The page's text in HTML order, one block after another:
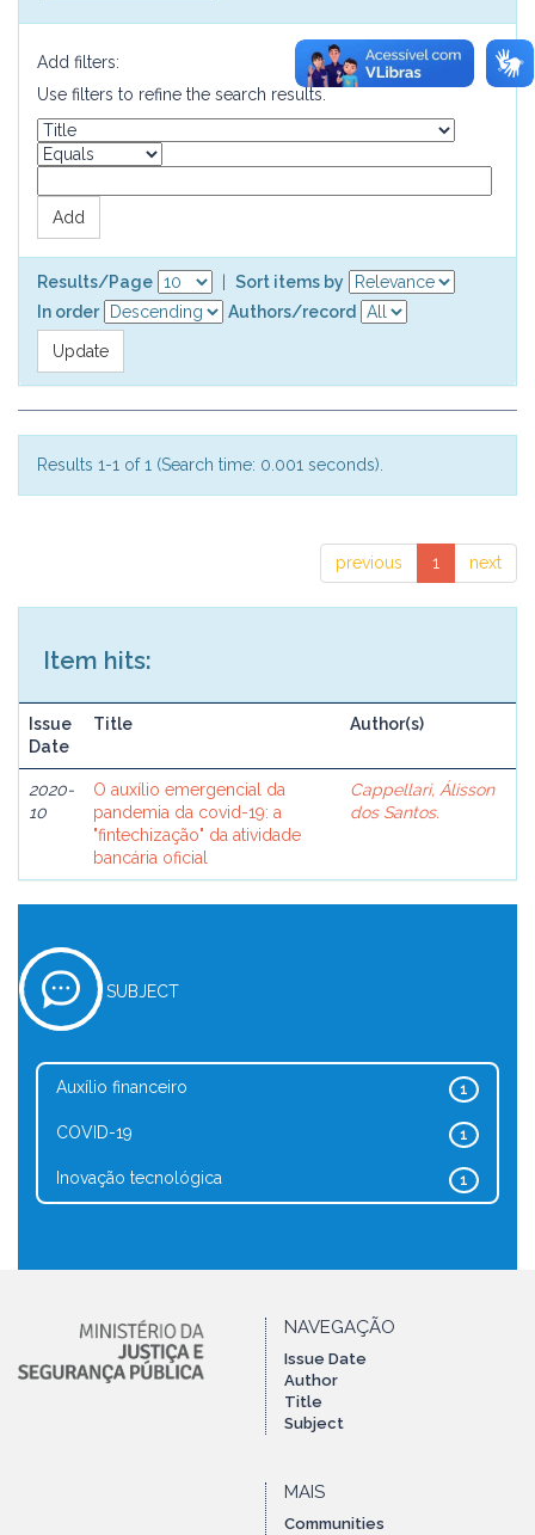
Add filters:
Use filters to refine the search results.
Results/Page
Sort items by
In order
Authors/record
Results 1-1 of 1 (Search time: 0.001 seconds).
previous 1 next
Item hits:
Issue
Date
Title Author(s)
2020-
10
O auxílio emergencial da
pandemia da covid-19: a
"fintechização" da atividade
bancária oficial
Cappellari, Álisson
dos Santos.
SUBJECT
1
Auxílio financeiro
1
COVID-19
1
Inovação tecnológica
NAVEGAÇÃO
Issue Date
Author
Title
Subject
MAIS
Communities